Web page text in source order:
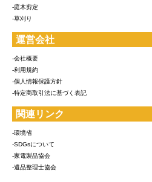
-庭木剪定
-草刈り
運営会社
-会社概要
-利用規約
-個人情報保護方針
-特定商取引法に基づく表記
関連リンク
-環境省
-SDGsについて
-家電製品協会
-遺品整理士協会